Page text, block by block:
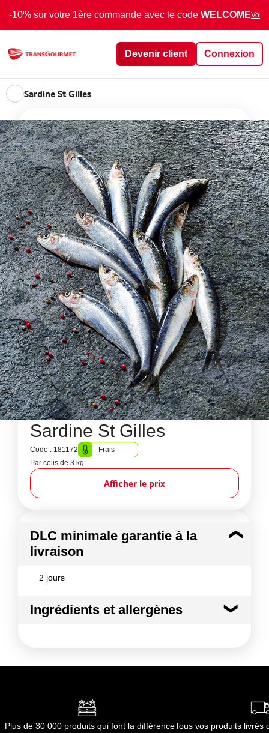
-10% sur votre 1ère commande avec le code WELCOMEVoir
Devenir client Connexion
Sardine St Gilles
Sardine St Gilles
Code : 181172
Frais
Par colis de 3 kg
Afficher le prix
DLC minimale garantie à la
livraison
2 jours
Ingrédients et allergènes
par le(s) fournisseur(s) de Transgourmet
Opérations
Plus de 30 000 produits qui font la différenceTous vos produits livrés